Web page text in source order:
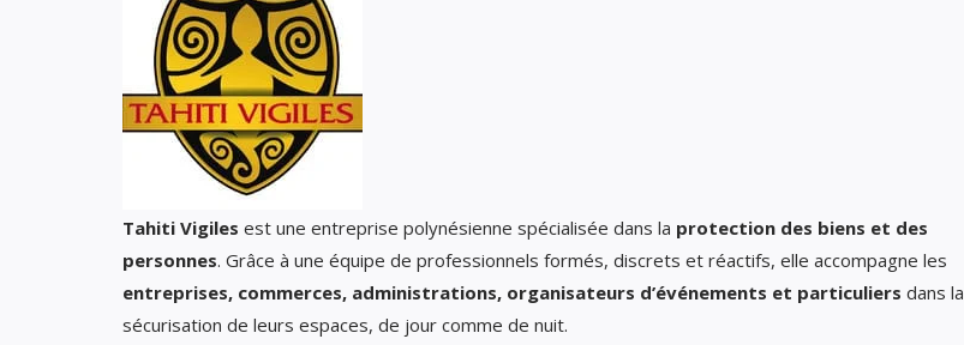
Tahiti Vigiles est une entreprise polynésienne spécialisée dans la protection des biens et des
personnes. Grâce à une équipe de professionnels formés, discrets et réactifs, elle accompagne les
entreprises, commerces, administrations, organisateurs d’événements et particuliers dans la
sécurisation de leurs espaces, de jour comme de nuit.